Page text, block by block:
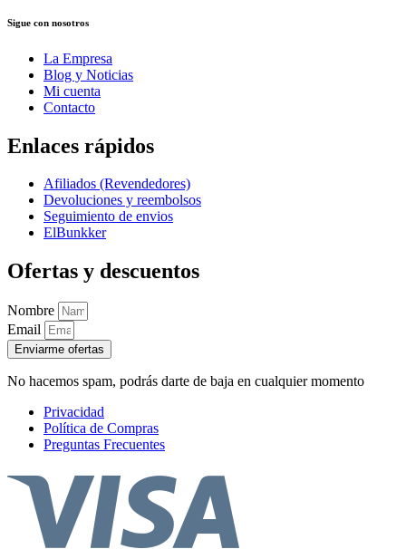
Sigue con nosotros
La Empresa
Blog y Noticias
Mi cuenta
Contacto
Enlaces rápidos
Afiliados (Revendedores)
Devoluciones y reembolsos
Seguimiento de envios
ElBunkker
Ofertas y descuentos
Nombre
Email
Enviarme ofertas
No hacemos spam, podrás darte de baja en cualquier momento
Privacidad
Política de Compras
Preguntas Frecuentes